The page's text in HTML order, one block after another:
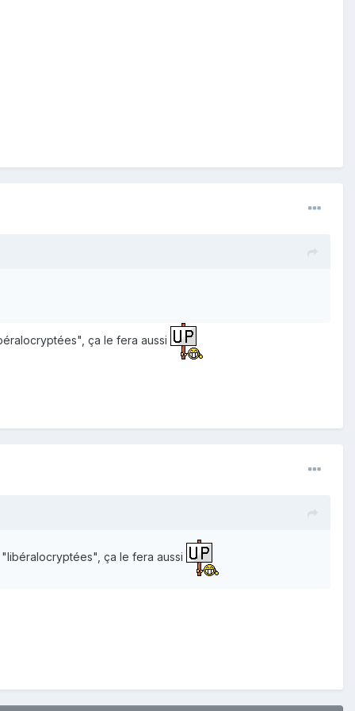
ça le fera aussi
ça le fera aussi